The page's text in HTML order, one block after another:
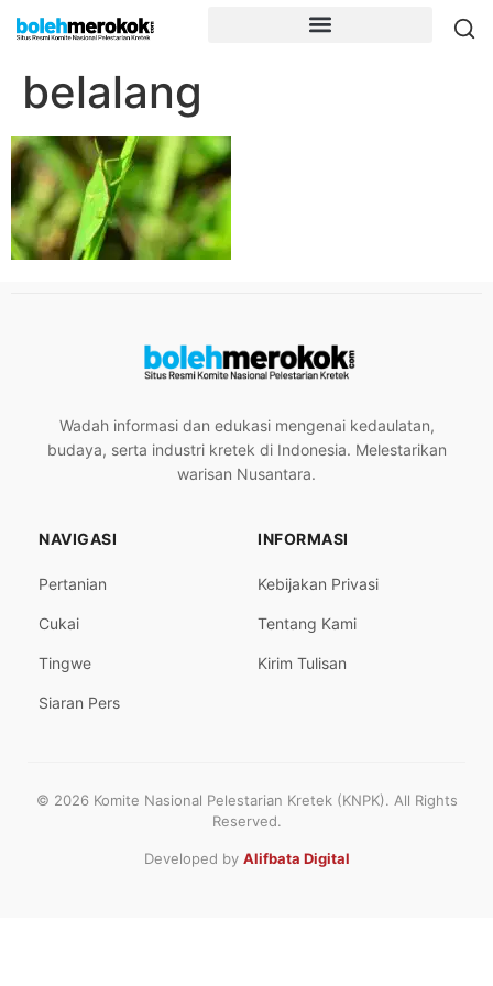
belalang
Wadah informasi dan edukasi mengenai kedaulatan,
budaya, serta industri kretek di Indonesia. Melestarikan
warisan Nusantara.
NAVIGASI
Pertanian
Cukai
Tingwe
Siaran Pers
INFORMASI
Kebijakan Privasi
Tentang Kami
Kirim Tulisan
© 2026 Komite Nasional Pelestarian Kretek (KNPK). All Rights
Reserved.
Developed by Alifbata Digital